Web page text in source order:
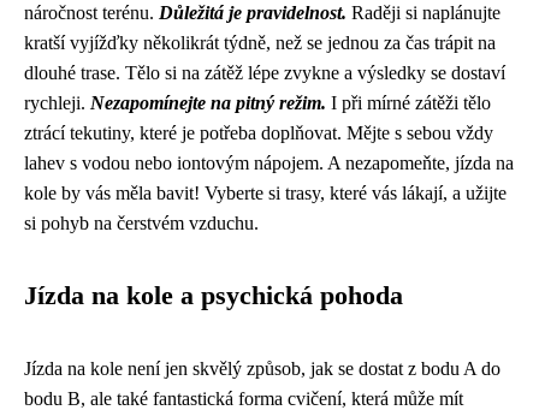
náročnost terénu. Důležitá je pravidelnost. Raději si naplánujte
kratší vyjížďky několikrát týdně, než se jednou za čas trápit na
dlouhé trase. Tělo si na zátěž lépe zvykne a výsledky se dostaví
rychleji. Nezapomínejte na pitný režim. I při mírné zátěži tělo
ztrácí tekutiny, které je potřeba doplňovat. Mějte s sebou vždy
lahev s vodou nebo iontovým nápojem. A nezapomeňte, jízda na
kole by vás měla bavit! Vyberte si trasy, které vás lákají, a užijte
si pohyb na čerstvém vzduchu.
Jízda na kole a psychická pohoda
Jízda na kole není jen skvělý způsob, jak se dostat z bodu A do
bodu B, ale také fantastická forma cvičení, která může mít